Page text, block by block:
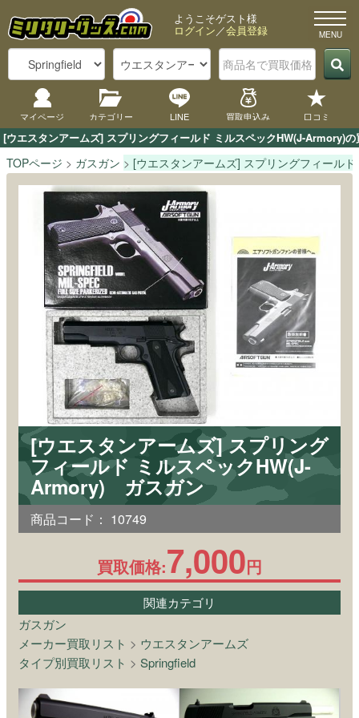
[ウエスタンアームズ] スプリングフィールド ミルスペックHW(J-Armory)
ようこそゲスト様
ログイン／会員登録
マイページ カテゴリー LINE 買取申込み 口コミ
TOPページ ガスガン [ウエスタンアームズ] スプリングフィール
[ウエスタンアームズ] スプリング
フィールド ミルスペックHW(J-
Armory) ガスガン
商品コード： 10749
買取価格:7,000円
関連カテゴリ
ガスガン
メーカー買取リスト > ウエスタンアームズ
タイプ別買取リスト > Springfield